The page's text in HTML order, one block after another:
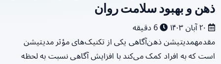
ذهن و بهبود سلامت روان
6 دقیقه
مقدمهمدیتیشن ذهن‌آگاهی یکی از تکنیک‌های مؤثر مدیتیشن
است که به افراد کمک می‌کند با افزایش آگاهی نسبت به لحظه